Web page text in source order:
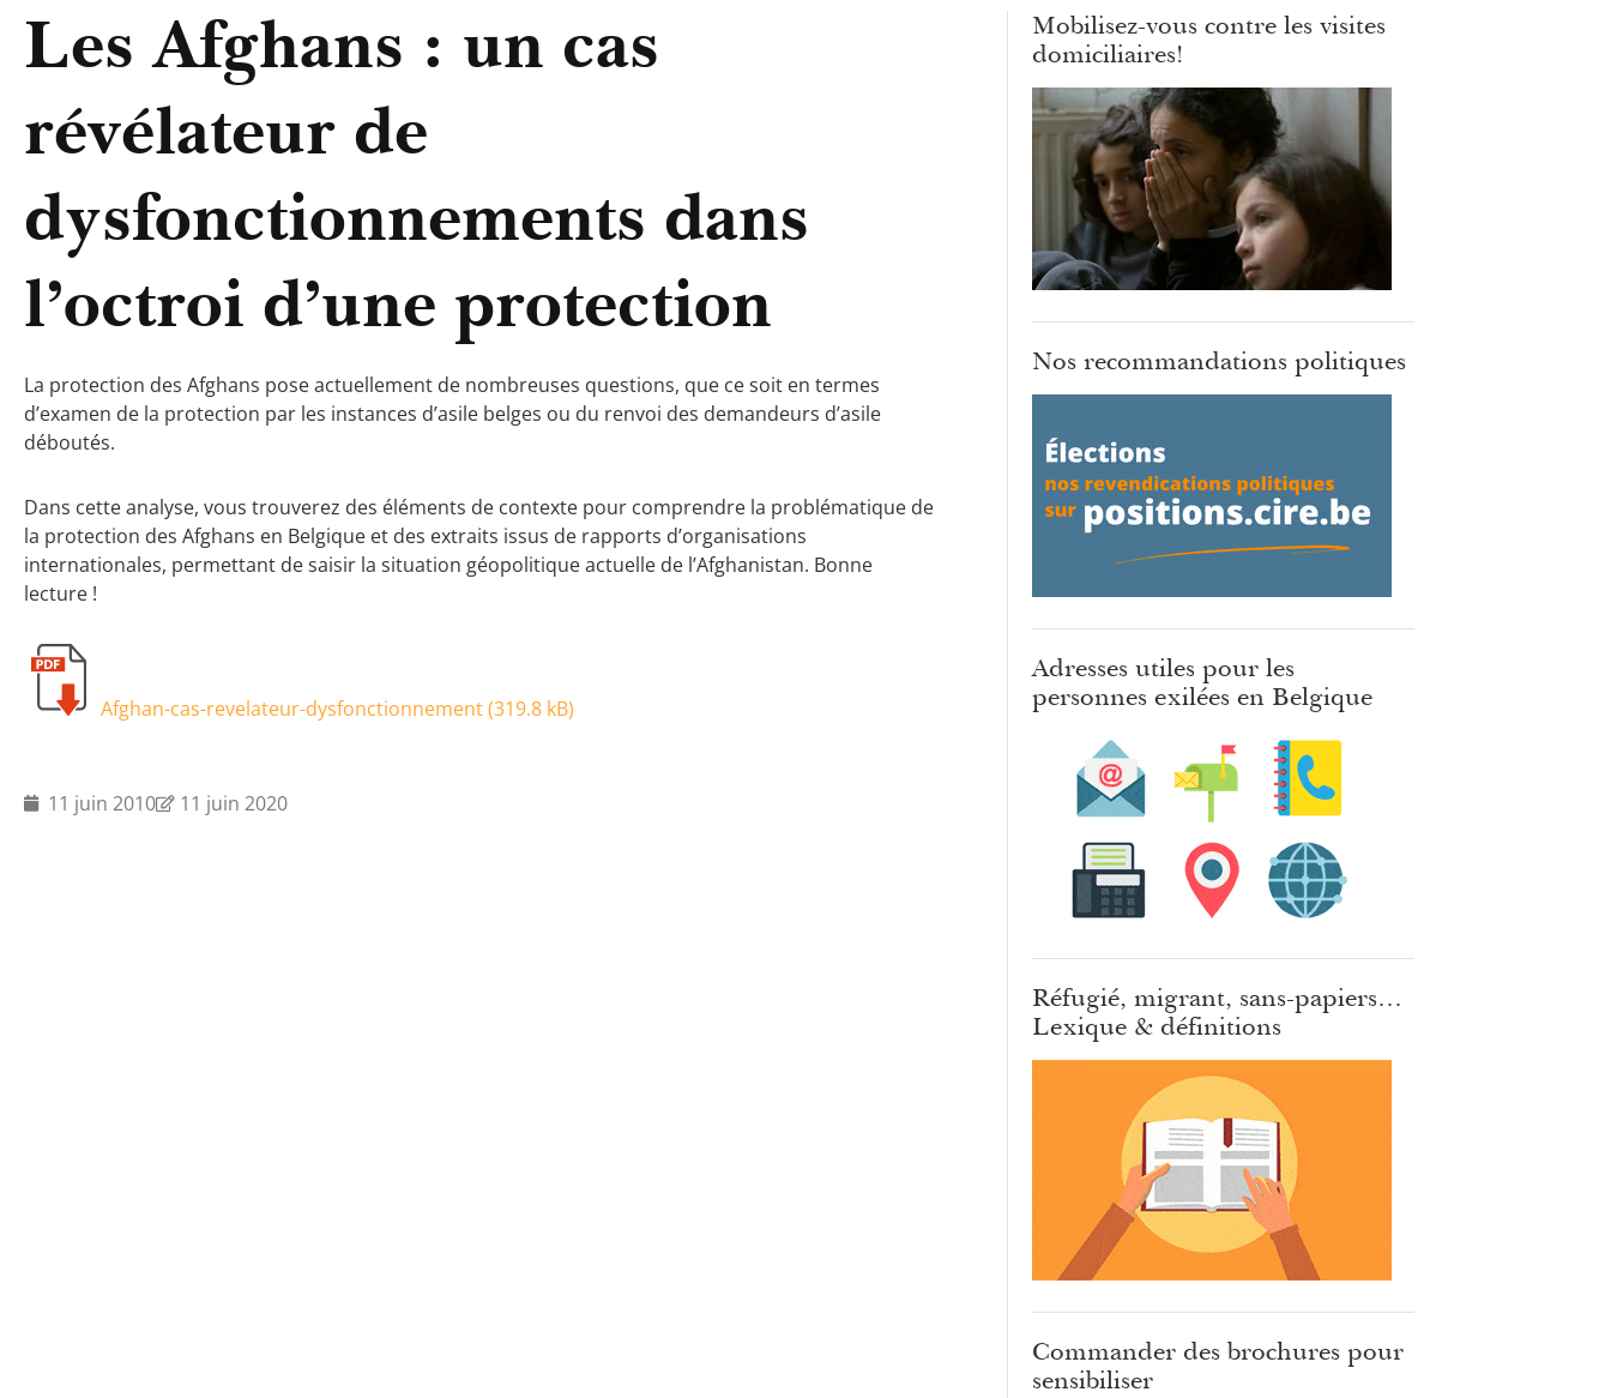
Les Afghans : un cas
révélateur de
dysfonctionnements dans
l’octroi d’une protection
La protection des Afghans pose actuellement de nombreuses questions, que ce soit en termes
d’examen de la protection par les instances d’asile belges ou du renvoi des demandeurs d’asile
déboutés.
Dans cette analyse, vous trouverez des éléments de contexte pour comprendre la problématique de
la protection des Afghans en Belgique et des extraits issus de rapports d’organisations
internationales, permettant de saisir la situation géopolitique actuelle de l’Afghanistan. Bonne
lecture !
Afghan-cas-revelateur-dysfonctionnement (319.8 kB)
11 juin 2010 11 juin 2020
Mobilisez-vous contre les visites
domiciliaires!
Nos recommandations politiques
Adresses utiles pour les
personnes exilées en Belgique
Réfugié, migrant, sans-papiers…
Lexique & définitions
Commander des brochures pour
sensibiliser